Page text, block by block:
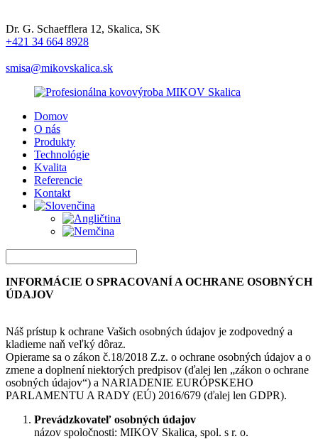
Dr. G. Schaefflera 12, Skalica, SK
+421 34 664 8928
smisa@mikovskalica.sk
Domov
O nás
Produkty
Technológie
Kvalita
Referencie
Kontakt
INFORMÁCIE O SPRACOVANÍ A OCHRANE OSOBNÝCH
ÚDAJOV
Náš prístup k ochrane Vašich osobných údajov je zodpovedný a
kladieme naň veľký dôraz.
Opierame sa o zákon č.18/2018 Z.z. o ochrane osobných údajov a o
zmene a doplnení niektorých predpisov (ďalej len „zákon o ochrane
osobných údajov“) a NARIADENIE EURÓPSKEHO
PARLAMENTU A RADY (EÚ) 2016/679 (ďalej len GDPR).
Prevádzkovateľ osobných údajov
názov spoločnosti: MIKOV Skalica, spol. s r. o.